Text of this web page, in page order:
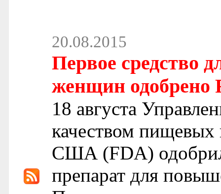
20.08.2015
Первое средство
женщин одобрено
18 августа
качеством пищевых
США (FDA)
препарат для